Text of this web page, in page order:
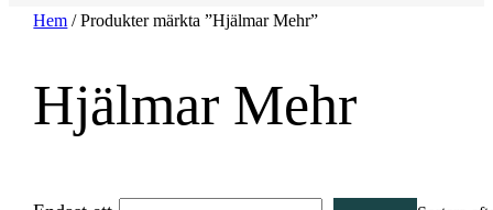
Hem / Produkter märkta ”Hjälmar Mehr”
Hjälmar Mehr